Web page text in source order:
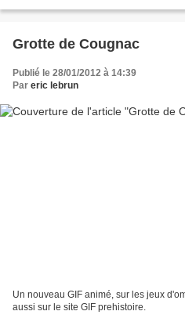
Grotte de Cougnac
Publié le 28/01/2012 à 14:39
Par eric lebrun
Un nouveau GIF animé, sur les jeux
aussi sur le site GIF prehistoire.